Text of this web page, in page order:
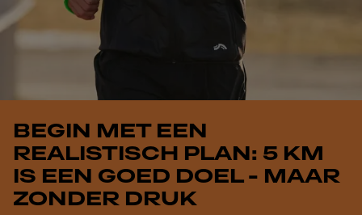
BEGIN MET EEN
REALISTISCH PLAN: 5 KM
IS EEN GOED DOEL - MAAR
ZONDER DRUK